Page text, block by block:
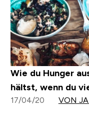
Wie du Hunger
hältst, wenn du
17/04/20 VON